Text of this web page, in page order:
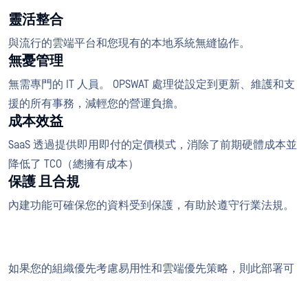
靈活整合
與流行的雲端平台和您現有的本地系統無縫協作。
無憂管理
無需專門的 IT 人員。 OPSWAT 處理從設定到更新、維護和支
援的所有事務，減輕您的營運負擔。
成本效益
SaaS 透過提供即用即付的定價模式，消除了前期硬體成本並
降低了 TCO（總擁有成本）
保護 且合規
內建功能可確保您的資料受到保護，有助於遵守行業法規。
如果您的組織優先考慮易用性和雲端優先策略，則此部署可